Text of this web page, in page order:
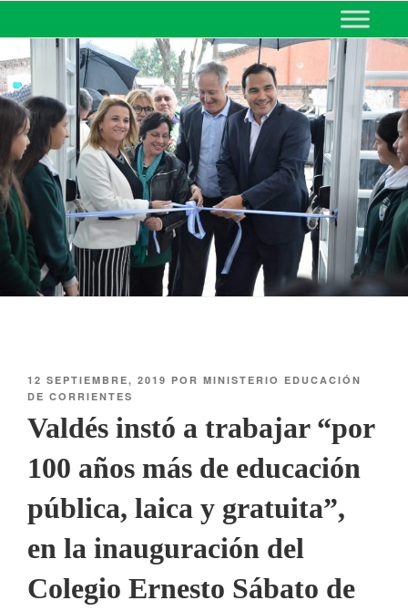
MINISTERIO DE EDUCACIÓN
DE CORRIENTES
12 SEPTIEMBRE, 2019 POR MINISTERIO EDUCACIÓN
DE CORRIENTES
Valdés instó a trabajar “por
100 años más de educación
pública, laica y gratuita”,
en la inauguración del
Colegio Ernesto Sábato de